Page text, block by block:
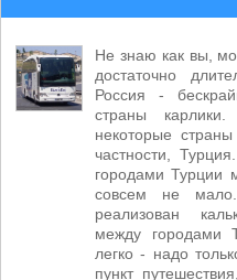
Не знаю как вы,
достаточно
Россия -
страны
некоторые
частности,
городами Турции
совсем не
реализован
между городами
легко - надо
пункт